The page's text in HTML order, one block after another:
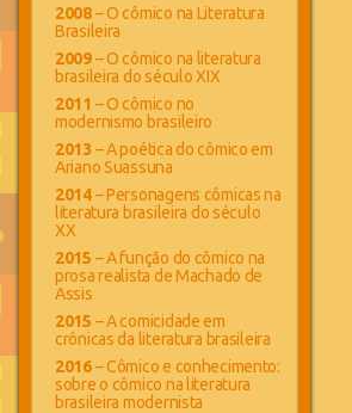
2008– O cômico na Literatura
Brasileira
2009– O cômico na literatura
brasileira do século XIX
2011 – O cômico no
modernismo brasileiro
2013 – A poética do cômico em
Ariano Suassuna
2014– Personagens cômicas na
literatura brasileira do século
XX
2015 – A função do cômico na
prosa realista de Machado de
Assis
2015 – A comicidade em
crônicas da literatura brasileira
2016– Cômico e conhecimento:
sobre o cômico na literatura
brasileira modernista